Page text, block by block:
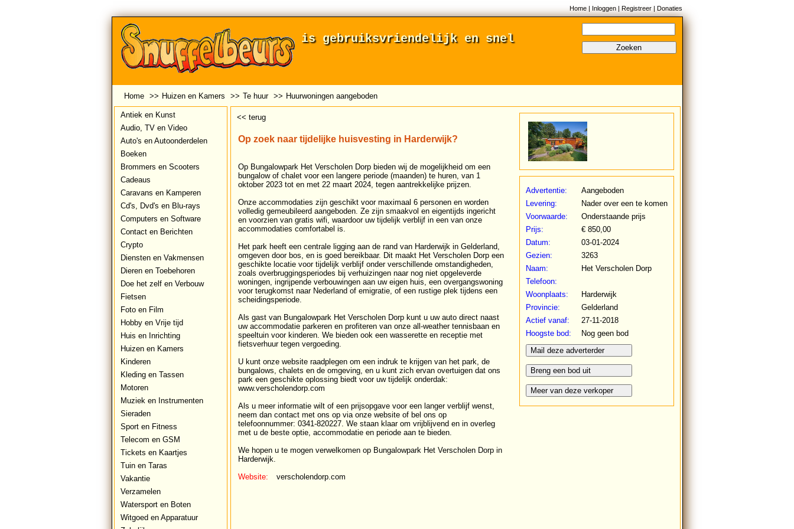
Home| Inloggen| Registreer| Donaties
Zoeken
is gebruiksvriendelijk en snel
Home >> Huizen en Kamers >> Te huur >> Huurwoningen aangeboden
Antiek en Kunst
Audio, TV en Video
Auto's en Autoonderdelen
Boeken
Brommers en Scooters
Cadeaus
Caravans en Kamperen
Cd's, Dvd's en Blu-rays
Computers en Software
Contact en Berichten
Crypto
Diensten en Vakmensen
Dieren en Toebehoren
Doe het zelf en Verbouw
Fietsen
Foto en Film
Hobby en Vrije tijd
Huis en Inrichting
Huizen en Kamers
Kinderen
Kleding en Tassen
Motoren
Muziek en Instrumenten
Sieraden
Sport en Fitness
Telecom en GSM
Tickets en Kaartjes
Tuin en Taras
Vakantie
Verzamelen
Watersport en Boten
Witgoed en Apparatuur
<< terug
Op zoek naar tijdelijke huisvesting in Harderwijk?
Op Bungalowpark Het Verscholen Dorp bieden wij de mogelijkheid om een
bungalow of chalet voor een langere periode (maanden) te huren, van 1
oktober 2023 tot en met 22 maart 2024, tegen aantrekkelijke prijzen.
Onze accommodaties zijn geschikt voor maximaal 6 personen en worden
volledig gemeubileerd aangeboden. Ze zijn smaakvol en eigentijds ingericht
en voorzien van gratis wifi, waardoor uw tijdelijk verblijf in een van onze
accommodaties comfortabel is.
Het park heeft een centrale ligging aan de rand van Harderwijk in Gelderland,
omgeven door bos, en is goed bereikbaar. Dit maakt Het Verscholen Dorp een
geschikte locatie voor tijdelijk verblijf onder verschillende omstandigheden,
zoals overbruggingsperiodes bij verhuizingen naar nog niet opgeleverde
woningen, ingrijpende verbouwingen aan uw eigen huis, een overgangswoning
voor terugkomst naar Nederland of emigratie, of een rustige plek tijdens een
scheidingsperiode.
Als gast van Bungalowpark Het Verscholen Dorp kunt u uw auto direct naast
uw accommodatie parkeren en profiteren van onze all-weather tennisbaan en
speeltuin voor kinderen. We bieden ook een wasserette en receptie met
fietsverhuur tegen vergoeding.
U kunt onze website raadplegen om een indruk te krijgen van het park, de
bungalows, chalets en de omgeving, en u kunt zich ervan overtuigen dat ons
park een geschikte oplossing biedt voor uw tijdelijk onderdak:
www.verscholendorp.com
Als u meer informatie wilt of een prijsopgave voor een langer verblijf wenst,
neem dan contact met ons op via onze website of bel ons op
telefoonnummer: 0341-820227. We staan klaar om vrijblijvend en in overleg
met u de beste optie, accommodatie en periode aan te bieden.
We hopen u te mogen verwelkomen op Bungalowpark Het Verscholen Dorp in
Harderwijk.
Website:
verscholendorp.com
Advertentie:
Aangeboden
Levering:
Nader over een te komen
Voorwaarde:
Onderstaande prijs
Prijs:
€ 850,00
Datum:
03-01-2024
Gezien:
3263
Naam:
Het Verscholen Dorp
Telefoon:
Woonplaats:
Harderwijk
Provincie:
Gelderland
Actief vanaf:
27-11-2018
Hoogste bod:
Nog geen bod
Mail deze adverterder
Breng een bod uit
Meer van deze verkoper